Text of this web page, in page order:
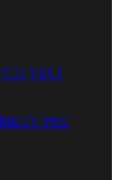
VECÍ
PRE